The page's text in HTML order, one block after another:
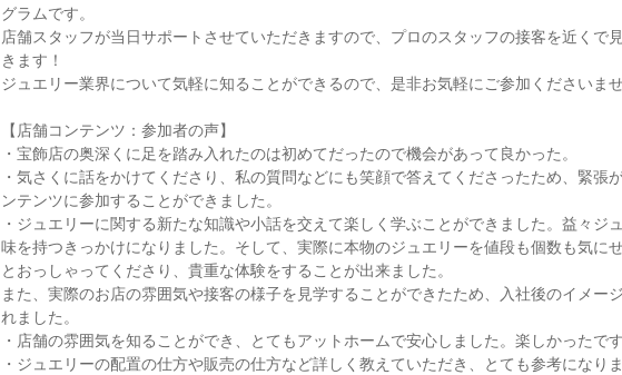
グラムです。
店舗スタッフが当日サポートさせていただきますので、プロのスタッフの接客を近くで
きます！
ジュエリー業界について気軽に知ることができるので、是非お気軽にご参加くださいませ
【店舗コンテンツ：参加者の声】
・宝飾店の奥深くに足を踏み入れたのは初めてだったので機会があって良かった。
・気さくに話をかけてくださり、私の質問などにも笑顔で答えてくださったため、緊張
ンテンツに参加することができました。
・ジュエリーに関する新たな知識や小話を交えて楽しく学ぶことができました。益々ジ
味を持つきっかけになりました。そして、実際に本物のジュエリーを値段も個数も気に
とおっしゃってくださり、貴重な体験をすることが出来ました。
また、実際のお店の雰囲気や接客の様子を見学することができたため、入社後のイメー
れました。
・店舗の雰囲気を知ることができ、とてもアットホームで安心しました。楽しかったです
・ジュエリーの配置の仕方や販売の仕方など詳しく教えていただき、とても参考になりま